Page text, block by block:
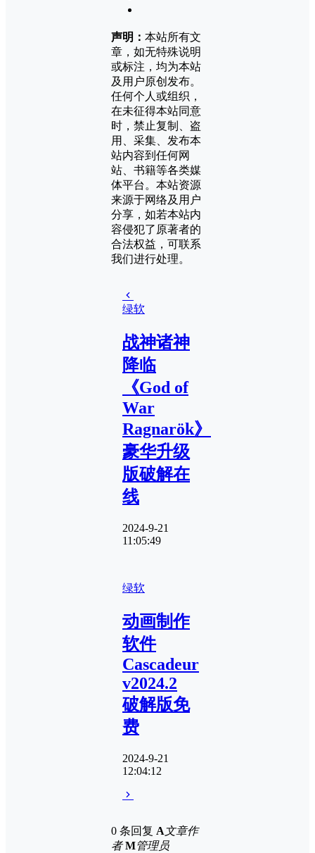
声明： 本站所有文
章，如无特殊说明
或标注，均为本站
及用户原创发布。
任何个人或组织，
在未征得本站同意
时，禁止复制、盗
用、采集、发布本
站内容到任何网
站、书籍等各类媒
体平台。本站资源
来源于网络及用户
分享，如若本站内
容侵犯了原著者的
合法权益，可联系
我们进行处理。
绿软
战神诸神
降临
《God of
War
Ragnarök》
豪华升级
版破解在
线
2024-9-21
11:05:49
绿软
动画制作
软件
Cascadeur
v2024.2
破解版免
费
2024-9-21
12:04:12
0 条回复 A文章作
者 M管理员